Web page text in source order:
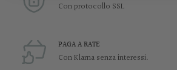
Con protocollo SSL
PAGA A RATE
Con Klarna senza interessi.